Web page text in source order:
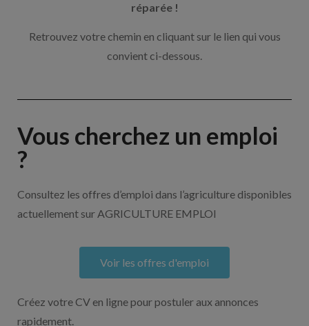
réparée !
Retrouvez votre chemin en cliquant sur le lien qui vous
convient ci-dessous.
Vous cherchez un emploi
?
Consultez les offres d’emploi dans l’agriculture disponibles
actuellement sur AGRICULTURE EMPLOI
Voir les offres d'emploi
Créez votre CV en ligne pour postuler aux annonces
rapidement.